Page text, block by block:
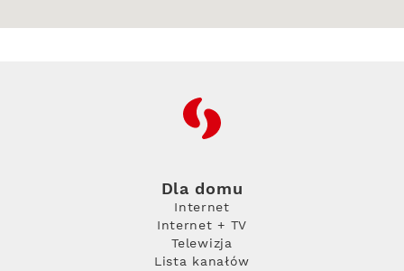
RFC
Dla domu
Internet
Internet + TV
Telewizja
Lista kanałów